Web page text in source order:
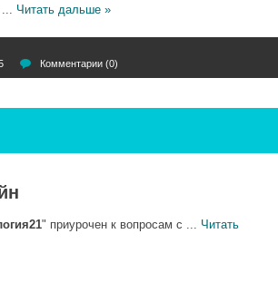
... Читать дальше »
Комментарии (0)
" приурочен к вопросам с ... Читать